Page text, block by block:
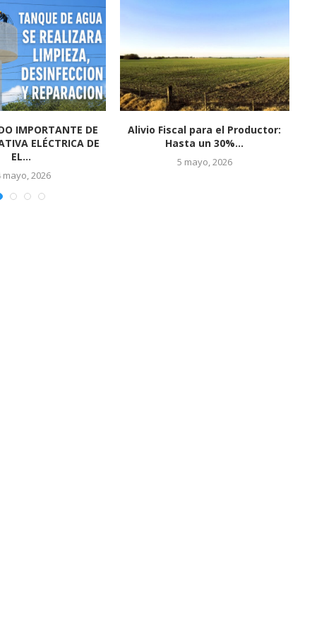
2026 en El Socorro
fue un...
marzo, 2026
El Socorro se prepara para vivir
una gran...
24 febrero, 2026